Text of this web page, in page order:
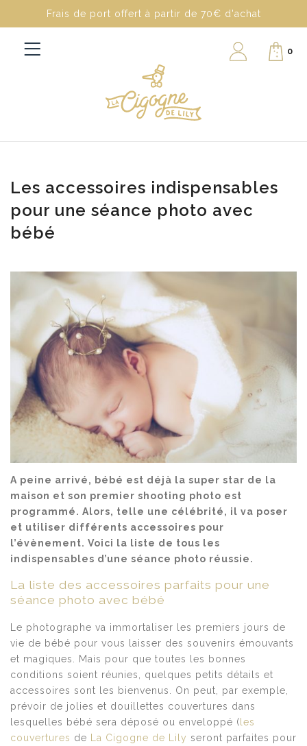
Frais de port offert à partir de 70€ d'achat
0
Les accessoires indispensables
pour une séance photo avec
bébé
A peine arrivé, bébé est déjà la super star de la
maison et son premier shooting photo est
programmé. Alors, telle une célébrité, il va poser
et utiliser différents accessoires pour
l’évènement. Voici la liste de tous les
indispensables d’une séance photo réussie.
La liste des accessoires parfaits pour une
séance photo avec bébé
Le photographe va immortaliser les premiers jours de
vie de bébé pour vous laisser des souvenirs émouvants
et magiques. Mais pour que toutes les bonnes
conditions soient réunies, quelques petits détails et
accessoires sont les bienvenus. On peut, par exemple,
prévoir de jolies et douillettes couvertures dans
lesquelles bébé sera déposé ou enveloppé (les
couvertures de La Cigogne de Lily seront parfaites pour